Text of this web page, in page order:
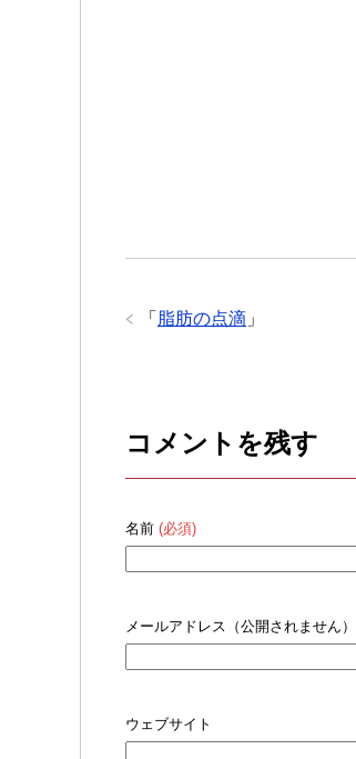
「 脂肪の点滴 」
コメントを残す
名前 (必須)
メールアドレス（公開されません）
ウェブサイト